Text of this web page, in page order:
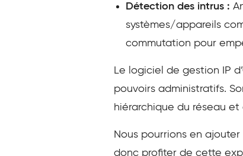
Détection des intrus :
systèmes/appareils
commutation pour
Le logiciel de gestion IP
pouvoirs administratifs.
hiérarchique du réseau
Nous pourrions en ajouter
donc profiter de cette